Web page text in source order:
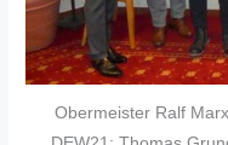
Obermeister Ralf